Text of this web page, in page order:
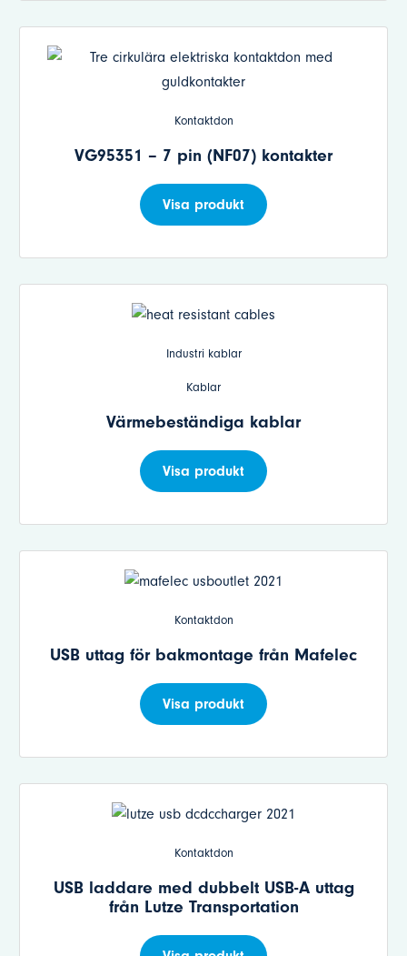
Kontaktdon
VG95351 – 7 pin (NF07) kontakter
Visa produkt
Industri kablar
Kablar
Värmebeständiga kablar
Visa produkt
Kontaktdon
USB uttag för bakmontage från Mafelec
Visa produkt
Kontaktdon
USB laddare med dubbelt USB-A uttag
från Lutze Transportation